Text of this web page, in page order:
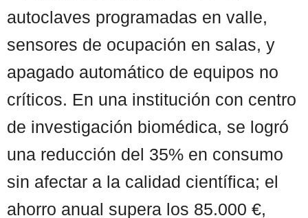
autoclaves programadas en valle,
sensores de ocupación en salas, y
apagado automático de equipos no
críticos. En una institución con centro
de investigación biomédica, se logró
una reducción del 35% en consumo
sin afectar a la calidad científica; el
ahorro anual supera los 85.000 €,